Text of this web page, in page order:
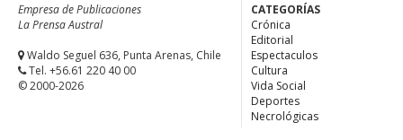
Empresa de Publicaciones
La Prensa Austral
Waldo Seguel 636, Punta Arenas, Chile
Tel. +56.61 220 40 00
© 2000-2026
CATEGORÍAS
Crónica
Editorial
Espectaculos
Cultura
Vida Social
Deportes
Necrológicas